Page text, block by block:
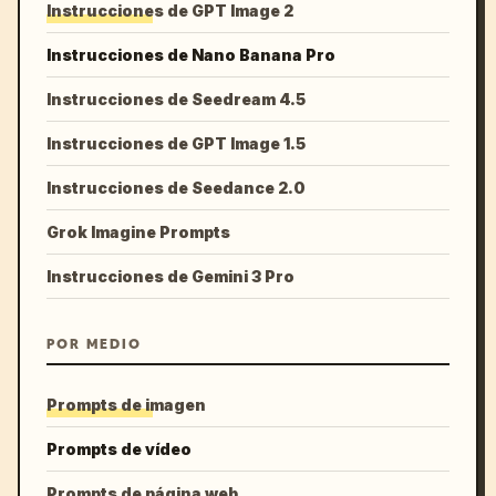
Instrucciones de GPT Image 2
Instrucciones de Nano Banana Pro
Instrucciones de Seedream 4.5
Instrucciones de GPT Image 1.5
Instrucciones de Seedance 2.0
Grok Imagine Prompts
Instrucciones de Gemini 3 Pro
POR MEDIO
Prompts de imagen
Prompts de vídeo